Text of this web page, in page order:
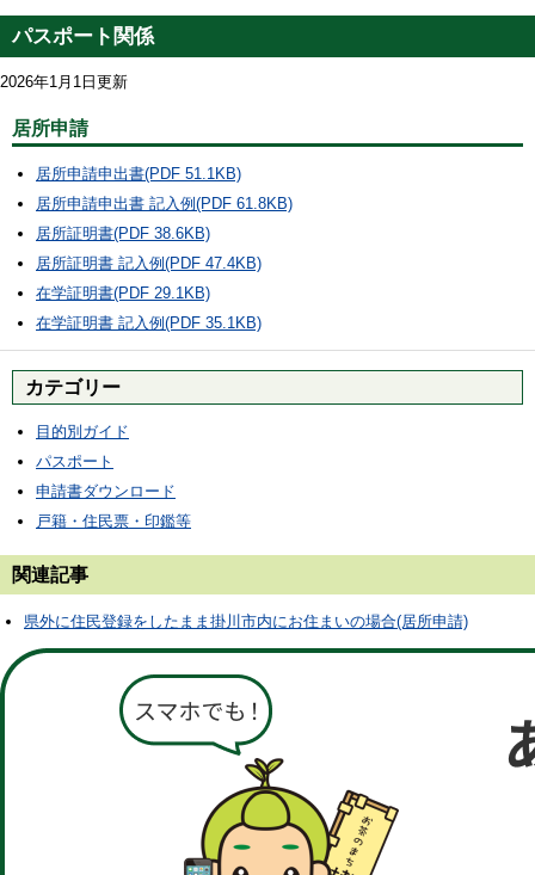
パスポート関係
2026年1月1日更新
居所申請
居所申請申出書(PDF 51.1KB)
居所申請申出書 記入例(PDF 61.8KB)
居所証明書(PDF 38.6KB)
居所証明書 記入例(PDF 47.4KB)
在学証明書(PDF 29.1KB)
在学証明書 記入例(PDF 35.1KB)
カテゴリー
目的別ガイド
パスポート
申請書ダウンロード
戸籍・住民票・印鑑等
関連記事
県外に住民登録をしたまま掛川市内にお住まいの場合(居所申請)